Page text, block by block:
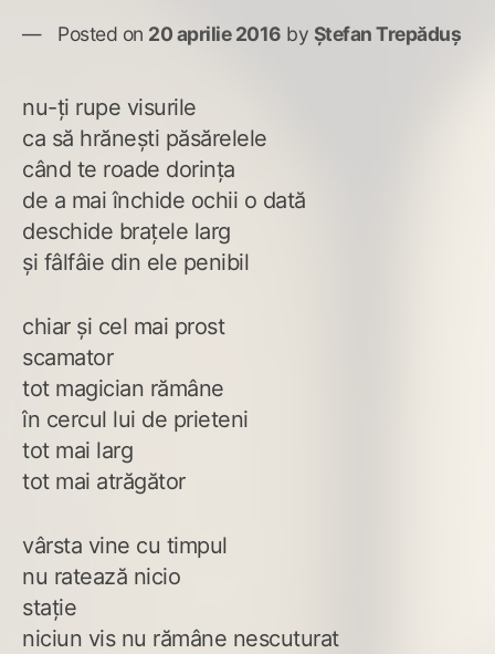
Posted on 20 aprilie 2016 by Ștefan Trepăduș
nu-ți rupe visurile
ca să hrănești păsărelele
când te roade dorința
de a mai închide ochii o dată
deschide brațele larg
și fâlfâie din ele penibil
chiar și cel mai prost
scamator
tot magician rămâne
în cercul lui de prieteni
tot mai larg
tot mai atrăgător
vârsta vine cu timpul
nu ratează nicio
stație
niciun vis nu rămâne nescuturat